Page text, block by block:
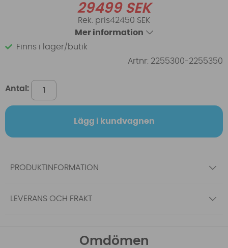
29499SEK
42450 SEK
Mer information
Finns i lager/butik
Artnr: 2255300-2255350
Antal:
Lägg i kundvagnen
PRODUKTINFORMATION
LEVERANS OCH FRAKT
Omdömen